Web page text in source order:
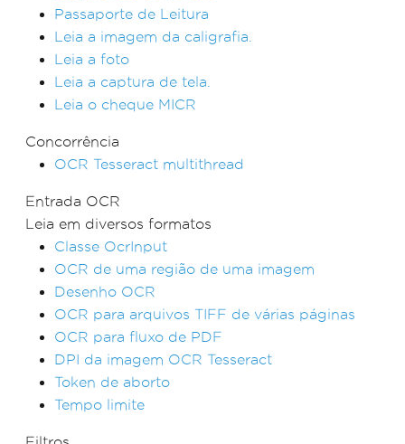
Passaporte de Leitura
Leia a imagem da caligrafia.
Leia a foto
Leia a captura de tela.
Leia o cheque MICR
Concorrência
OCR Tesseract multithread
Entrada OCR
Leia em diversos formatos
Classe OcrInput
OCR de uma região de uma imagem
Desenho OCR
OCR para arquivos TIFF de várias páginas
OCR para fluxo de PDF
DPI da imagem OCR Tesseract
Token de aborto
Tempo limite